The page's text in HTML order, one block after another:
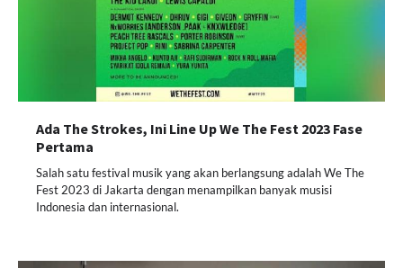
Ada The Strokes, Ini Line Up We The Fest 2023 Fase
Pertama
Salah satu festival musik yang akan berlangsung adalah We The
Fest 2023 di Jakarta dengan menampilkan banyak musisi
Indonesia dan internasional.